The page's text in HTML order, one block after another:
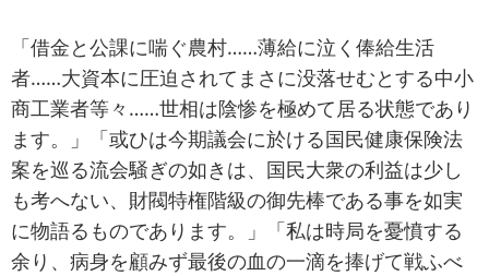
「借金と公課に喘ぐ農村……薄給に泣く俸給生活
者……大資本に圧迫されてまさに没落せむとする中小
商工業者等々……世相は陰惨を極めて居る状態であり
ます。」「或ひは今期議会に於ける国民健康保険法
案を巡る流会騒ぎの如きは、国民大衆の利益は少し
も考へない、財閥特権階級の御先棒である事を如実
に物語るものであります。」「私は時局を憂憤する
余り、病身を顧みず最後の血の一滴を捧げて戦ふべ